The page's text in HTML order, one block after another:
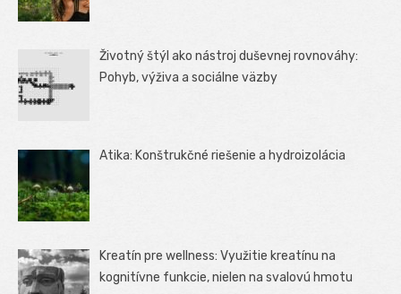
Životný štýl ako nástroj duševnej rovnováhy:
Pohyb, výživa a sociálne väzby
Atika: Konštrukčné riešenie a hydroizolácia
Kreatín pre wellness: Využitie kreatínu na
kognitívne funkcie, nielen na svalovú hmotu